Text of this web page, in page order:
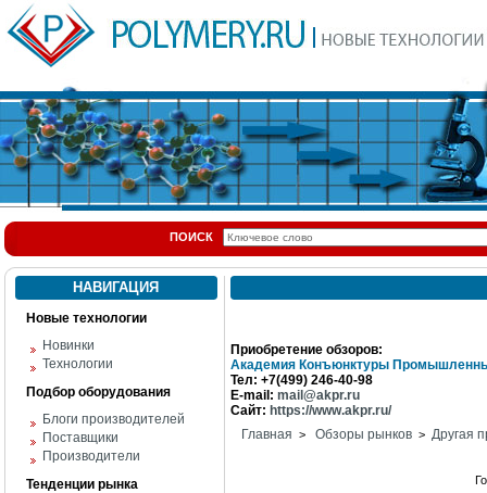
ПОИСК
НАВИГАЦИЯ
Новые технологии
Новинки
Технологии
Подбор оборудования
Блоги производителей
Поставщики
Производители
Тенденции рынка
Приобретение обзоров:
Академия Конъюнктуры
Тел: +7(499) 246-40-98
E-mail: mail@akpr.ru
Сайт: https://www.akpr.ru/
Главная > Обзоры рынков > Другая